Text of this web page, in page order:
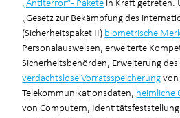
„Gesetz zur Bekämpfung des
(Sicherheitspaket II) biometrische
Personalausweisen, erweiterte
Sicherheitsbehörden, Erweiterung des
verdachtslose Vorratsspeicherungvon
Telekommunikationsdaten, heimliche
von Computern, Identitätsfeststellung